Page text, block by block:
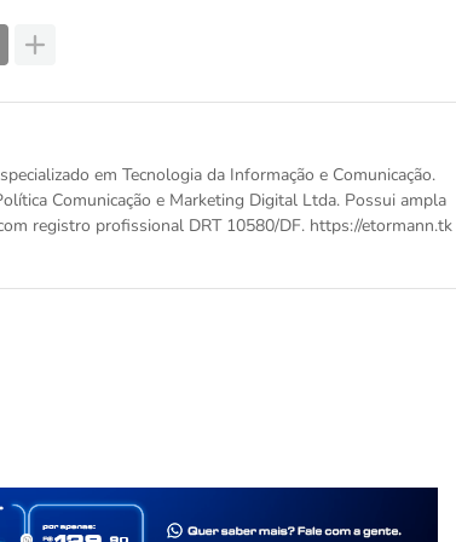
em Tecnologia da Informação e Comunicação.
Comunicação e Marketing Digital Ltda. Possui ampla
registro profissional DRT 10580/DF. https://etormann.tk